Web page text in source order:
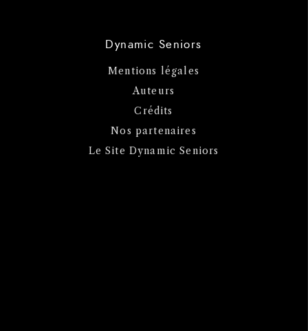
Dynamic Seniors
Mentions légales
Auteurs
Crédits
Nos partenaires
Le Site Dynamic Seniors